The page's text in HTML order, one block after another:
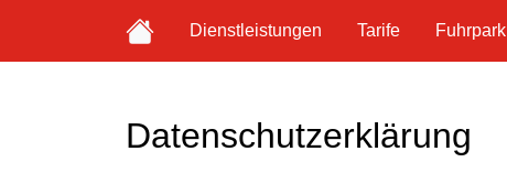
Dienstleistungen Tarife Fuhrpark
Datenschutzerklärung